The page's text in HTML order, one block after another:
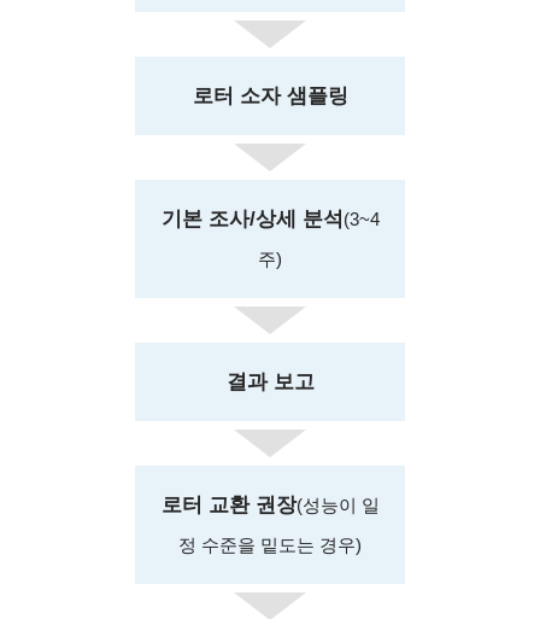
로터 소자 샘플링
기본 조사/상세 분석 (3~4
주)
결과 보고
로터 교환 권장(성능이 일
정 수준을 밑도는 경우)